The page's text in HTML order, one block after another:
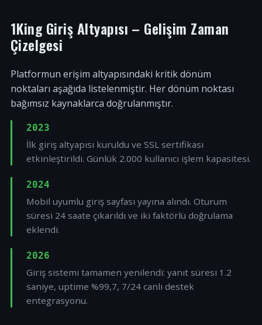
1King Giriş Altyapısı – Gelişim Zaman
Çizelgesi
Platformun erişim altyapısındaki kritik dönüm
noktaları aşağıda listelenmiştir. Her dönüm noktası
bağımsız kaynaklarca doğrulanmıştır.
2023
İlk giriş altyapısı kuruldu ve SSL sertifikası
etkinleştirildi. Günlük 2.000 kullanıcı işlem kapasitesi.
2024
Mobil uyumlu giriş sayfası yayına alındı. Oturum
süresi 24 saate çıkarıldı ve iki faktörlü doğrulama
eklendi.
2026
Giriş sistemi tamamen yenilendi: yanıt süresi 1.2
saniye, uptime %99,7, 7/24 canlı destek
entegrasyonu.